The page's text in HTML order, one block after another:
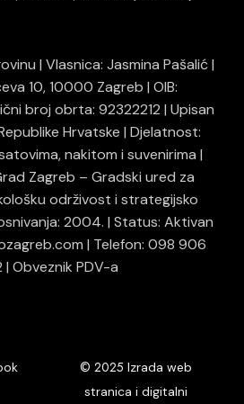
| Vlasnica: Jasmina Pašalić |
10, 10000 Zagreb | OIB:
broj obrta: 92322212 | Upisan
Hrvatske | Djelatnost:
nakitom i suvenirima |
Zagreb – Gradski ured za
održivost i strategijsko
2004. | Status: Aktivan
| Telefon: 098 906
Obveznik PDV-a
© 2025Izrada web
stranica i digitalni